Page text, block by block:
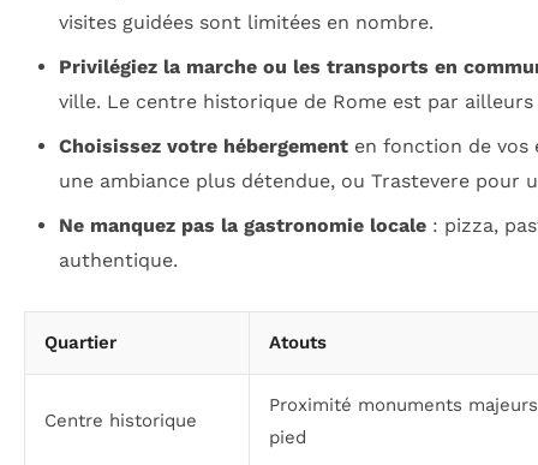
visites guidées sont limitées en nombre.
Privilégiez la marche ou les transports en
ville. Le centre historique de Rome est par
Choisissez votre hébergementen fonction de vos
une ambiance plus détendue, ou Trastevere pour
Ne manquez pas la gastronomie locale: pizza,
authentique.
Quartier Atouts
Centre historique
Proximité monuments
pied